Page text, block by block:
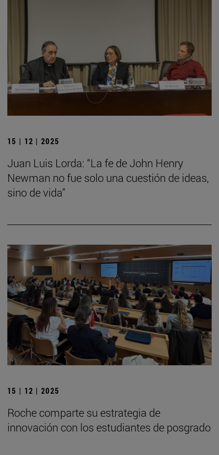
15 | 12 | 2025
Juan Luis Lorda: “La fe de John Henry
Newman no fue solo una cuestión de ideas,
sino de vida”
15 | 12 | 2025
Roche comparte su estrategia de
innovación con los estudiantes de posgrado